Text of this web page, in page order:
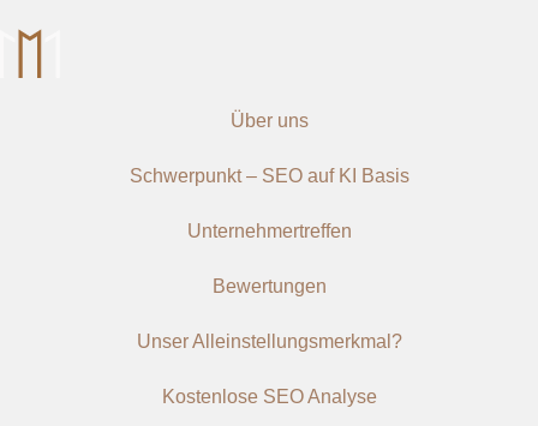
Über uns
Schwerpunkt – SEO auf KI Basis
Unternehmertreffen
Bewertungen
Unser Alleinstellungsmerkmal?
Kostenlose SEO Analyse